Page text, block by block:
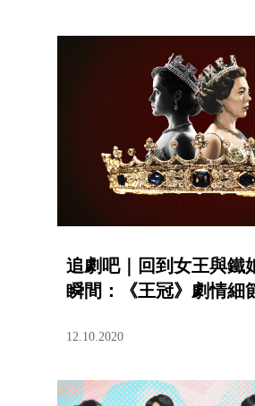
追劇吧｜回到女王與鐵
瞬間：《王冠》劇情細
12.10.2020